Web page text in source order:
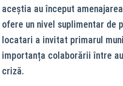
aceștia au început
ofere un nivel suplimentar
locatari a invitat primarul
importanța colaborării între
criză.